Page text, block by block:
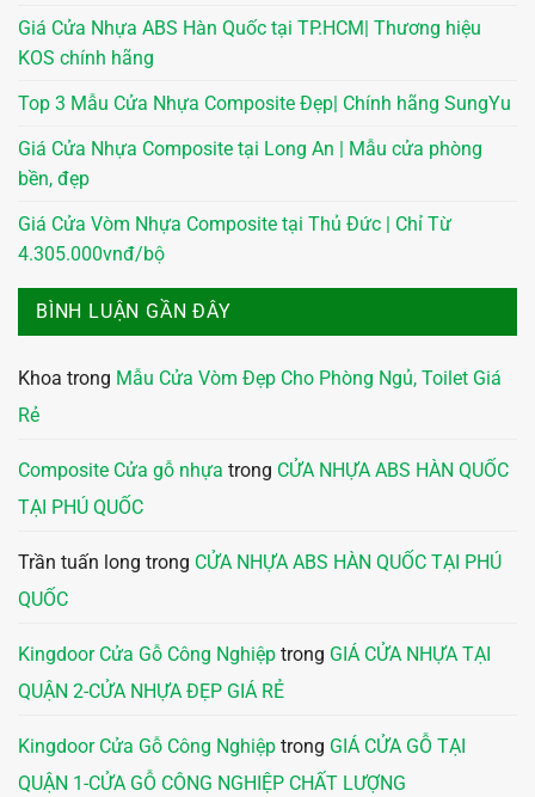
Giá Cửa Nhựa ABS Hàn Quốc tại TP.HCM| Thương hiệu
KOS chính hãng
Top 3 Mẫu Cửa Nhựa Composite Đẹp| Chính hãng SungYu
Giá Cửa Nhựa Composite tại Long An | Mẫu cửa phòng
bền, đẹp
Giá Cửa Vòm Nhựa Composite tại Thủ Đức | Chỉ Từ
4.305.000vnđ/bộ
BÌNH LUẬN GẦN ĐÂY
Khoa trong Mẫu Cửa Vòm Đẹp Cho Phòng Ngủ, Toilet Giá
Rẻ
Composite Cửa gỗ nhựa trong CỬA NHỰA ABS HÀN QUỐC
TẠI PHÚ QUỐC
Trần tuấn long trong CỬA NHỰA ABS HÀN QUỐC TẠI PHÚ
QUỐC
Kingdoor Cửa Gỗ Công Nghiệp trong GIÁ CỬA NHỰA TẠI
QUẬN 2-CỬA NHỰA ĐẸP GIÁ RẺ
Kingdoor Cửa Gỗ Công Nghiệp trong GIÁ CỬA GỖ TẠI
QUẬN 1-CỬA GỖ CÔNG NGHIỆP CHẤT LƯỢNG